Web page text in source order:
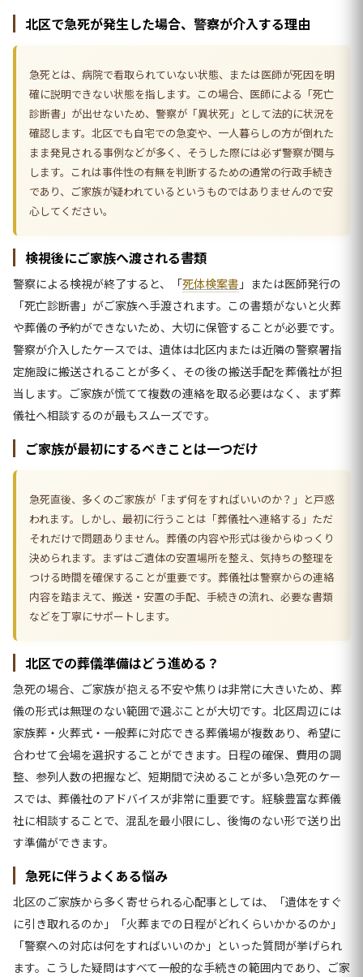
北区で急死が発生した場合、警察が介入する理由
急死とは、病院で看取られていない状態、または医師が死因を明
確に説明できない状態を指します。この場合、医師による「死亡
診断書」が出せないため、警察が「異状死」として法的に状況を
確認します。北区でも自宅での急変や、一人暮らしの方が倒れた
まま発見される事例などが多く、そうした際には必ず警察が関与
します。これは事件性の有無を判断するための通常の行政手続き
であり、ご家族が疑われているというものではありませんので安
心してください。
検視後にご家族へ渡される書類
警察による検視が終了すると、「死体検案書 」または医師発行の
「死亡診断書」がご家族へ手渡されます。この書類がないと火葬
や葬儀の予約ができないため、大切に保管することが必要です。
警察が介入したケースでは、遺体は北区内または近隣の警察署指
定施設に搬送されることが多く、その後の搬送手配を葬儀社が担
当します。ご家族が慌てて複数の連絡を取る必要はなく、まず葬
儀社へ相談するのが最もスムーズです。
ご家族が最初にするべきことは一つだけ
急死直後、多くのご家族が「まず何をすればいいのか？」と戸惑
われます。しかし、最初に行うことは「葬儀社へ連絡する」ただ
それだけで問題ありません。葬儀の内容や形式は後からゆっくり
決められます。まずはご遺体の安置場所を整え、気持ちの整理を
つける時間を確保することが重要です。葬儀社は警察からの連絡
内容を踏まえて、搬送・安置の手配、手続きの流れ、必要な書類
などを丁寧にサポートします。
北区での葬儀準備はどう進める？
急死の場合、ご家族が抱える不安や焦りは非常に大きいため、葬
儀の形式は無理のない範囲で選ぶことが大切です。北区周辺には
家族葬・火葬式・一般葬に対応できる葬儀場が複数あり、希望に
合わせて会場を選択することができます。日程の確保、費用の調
整、参列人数の把握など、短期間で決めることが多い急死のケー
スでは、葬儀社のアドバイスが非常に重要です。経験豊富な葬儀
社に相談することで、混乱を最小限にし、後悔のない形で送り出
す準備ができます。
急死に伴うよくある悩み
北区のご家族から多く寄せられる心配事としては、「遺体をすぐ
に引き取れるのか」「火葬までの日程がどれくらいかかるのか」
「警察への対応は何をすればいいのか」といった質問が挙げられ
ます。こうした疑問はすべて一般的な手続きの範囲内であり、ご家